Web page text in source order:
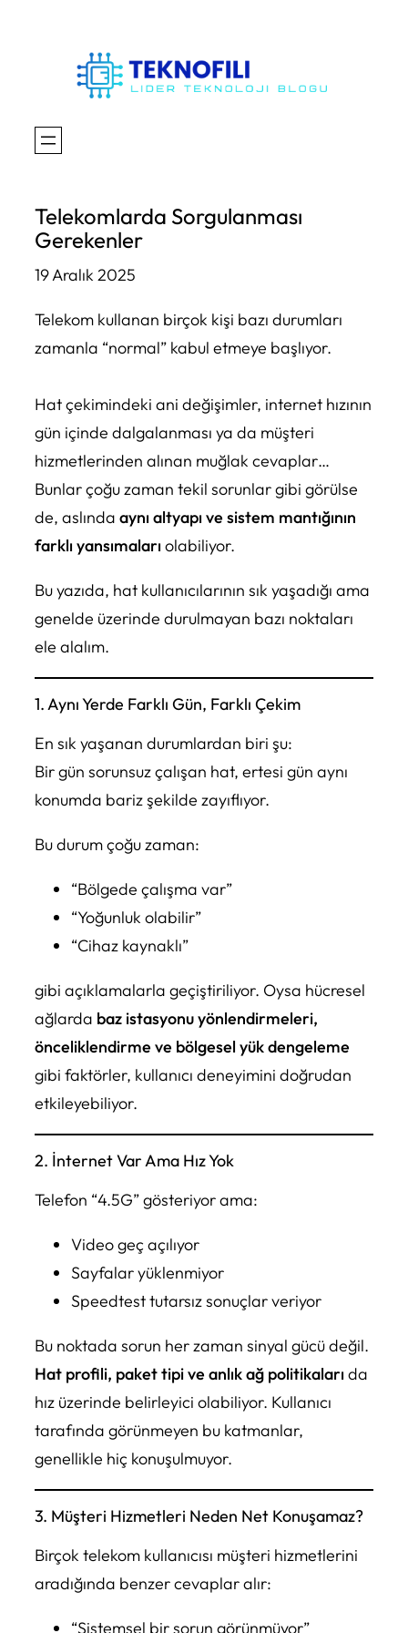
Telekomlarda Sorgulanması
Gerekenler
19 Aralık 2025
Telekom kullanan birçok kişi bazı durumları
zamanla “normal” kabul etmeye başlıyor.
Hat çekimindeki ani değişimler, internet hızının
gün içinde dalgalanması ya da müşteri
hizmetlerinden alınan muğlak cevaplar…
Bunlar çoğu zaman tekil sorunlar gibi görülse
de, aslında aynı altyapı ve sistem mantığının
farklı yansımaları olabiliyor.
Bu yazıda, hat kullanıcılarının sık yaşadığı ama
genelde üzerinde durulmayan bazı noktaları
ele alalım.
1. Aynı Yerde Farklı Gün, Farklı Çekim
En sık yaşanan durumlardan biri şu:
Bir gün sorunsuz çalışan hat, ertesi gün aynı
konumda bariz şekilde zayıflıyor.
Bu durum çoğu zaman:
“Bölgede çalışma var”
“Yoğunluk olabilir”
“Cihaz kaynaklı”
gibi açıklamalarla geçiştiriliyor. Oysa hücresel
ağlarda baz istasyonu yönlendirmeleri,
önceliklendirme ve bölgesel yük dengeleme
gibi faktörler, kullanıcı deneyimini doğrudan
etkileyebiliyor.
2. İnternet Var Ama Hız Yok
Telefon “4.5G” gösteriyor ama:
Video geç açılıyor
Sayfalar yüklenmiyor
Speedtest tutarsız sonuçlar veriyor
Bu noktada sorun her zaman sinyal gücü değil.
Hat profili, paket tipi ve anlık ağ politikaları da
hız üzerinde belirleyici olabiliyor. Kullanıcı
tarafında görünmeyen bu katmanlar,
genellikle hiç konuşulmuyor.
3. Müşteri Hizmetleri Neden Net Konuşamaz?
Birçok telekom kullanıcısı müşteri hizmetlerini
aradığında benzer cevaplar alır:
“Sistemsel bir sorun görünmüyor”